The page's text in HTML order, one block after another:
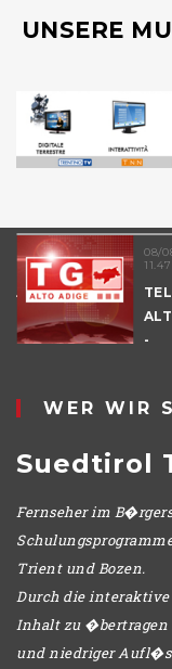
UNSERE
08/
11.47
-
WER WIR
Suedtirol
Fernseher im
Trient und Bozen.
Durch die
Inhalt zu �bertragen
und niedriger